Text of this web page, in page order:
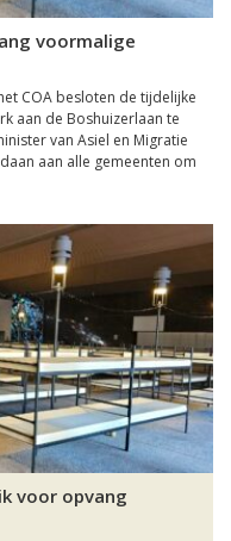
voormalige
COA besloten de tijdelijke
aan de Boshuizerlaan te
van Asiel en Migratie
aan alle gemeenten om
voor opvang